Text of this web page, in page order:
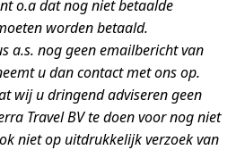
o.a dat nog niet betaalde
worden betaald.
a.s. nog geen emailbericht van
u dan contact met ons op.
wij u dringend adviseren geen
Travel BV te doen voor nog niet
niet op uitdrukkelijk verzoek van